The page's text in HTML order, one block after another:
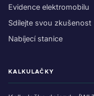
Evidence elektromobilu
Sdílejte svou zkušenost
Nabíjecí stanice
KALKULAČKY